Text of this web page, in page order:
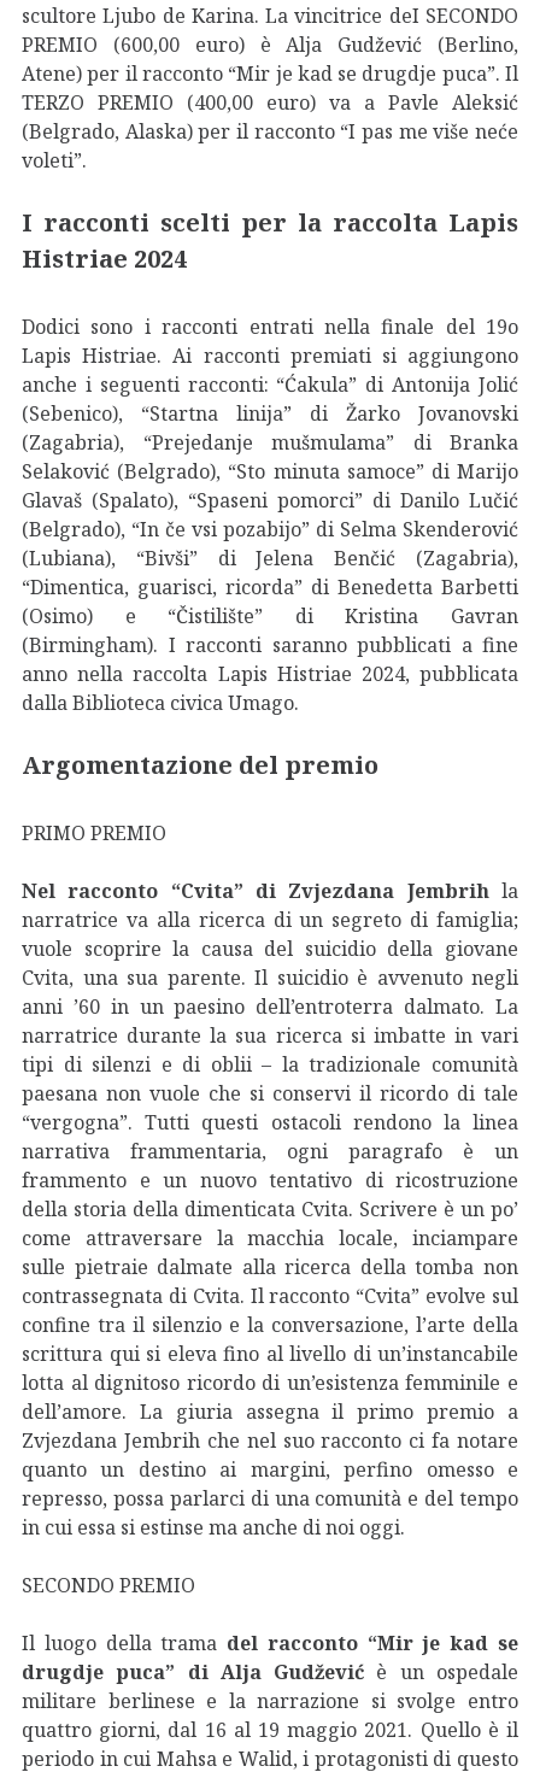
scultore Ljubo de Karina. La vincitrice deI SECONDO
PREMIO (600,00 euro) è Alja Gudžević (Berlino,
Atene) per il racconto “Mir je kad se drugdje puca”. Il
TERZO PREMIO (400,00 euro) va a Pavle Aleksić
(Belgrado, Alaska) per il racconto “I pas me više neće
voleti”.
I racconti scelti per la raccolta Lapis
Histriae 2024
Dodici sono i racconti entrati nella finale del 19o
Lapis Histriae. Ai racconti premiati si aggiungono
anche i seguenti racconti: “Ćakula” di Antonija Jolić
(Sebenico), “Startna linija” di Žarko Jovanovski
(Zagabria), “Prejedanje mušmulama” di Branka
Selaković (Belgrado), “Sto minuta samoce” di Marijo
Glavaš (Spalato), “Spaseni pomorci” di Danilo Lučić
(Belgrado), “In če vsi pozabijo” di Selma Skenderović
(Lubiana), “Bivši” di Jelena Benčić (Zagabria),
“Dimentica, guarisci, ricorda” di Benedetta Barbetti
(Osimo) e “Čistilište” di Kristina Gavran
(Birmingham). I racconti saranno pubblicati a fine
anno nella raccolta Lapis Histriae 2024, pubblicata
dalla Biblioteca civica Umago.
Argomentazione del premio
PRIMO PREMIO
Nel racconto “Cvita” di Zvjezdana Jembrih la
narratrice va alla ricerca di un segreto di famiglia;
vuole scoprire la causa del suicidio della giovane
Cvita, una sua parente. Il suicidio è avvenuto negli
anni ’60 in un paesino dell’entroterra dalmato. La
narratrice durante la sua ricerca si imbatte in vari
tipi di silenzi e di oblii – la tradizionale comunità
paesana non vuole che si conservi il ricordo di tale
“vergogna”. Tutti questi ostacoli rendono la linea
narrativa frammentaria, ogni paragrafo è un
frammento e un nuovo tentativo di ricostruzione
della storia della dimenticata Cvita. Scrivere è un po’
come attraversare la macchia locale, inciampare
sulle pietraie dalmate alla ricerca della tomba non
contrassegnata di Cvita. Il racconto “Cvita” evolve sul
confine tra il silenzio e la conversazione, l’arte della
scrittura qui si eleva fino al livello di un’instancabile
lotta al dignitoso ricordo di un’esistenza femminile e
dell’amore. La giuria assegna il primo premio a
Zvjezdana Jembrih che nel suo racconto ci fa notare
quanto un destino ai margini, perfino omesso e
represso, possa parlarci di una comunità e del tempo
in cui essa si estinse ma anche di noi oggi.
SECONDO PREMIO
Il luogo della trama del racconto “Mir je kad se
drugdje puca” di Alja Gudžević è un ospedale
militare berlinese e la narrazione si svolge entro
quattro giorni, dal 16 al 19 maggio 2021. Quello è il
periodo in cui Mahsa e Walid, i protagonisti di questo